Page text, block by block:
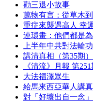
勸三退小故事
萬物有言：從草木
重症來襲遇高人 幸
連環畫：他們都是
上半年中共對法輪
講清真相（第35期
《清流》月報 第
大法福澤眾生
給馬來西亞華人講
對「好壞出自一念